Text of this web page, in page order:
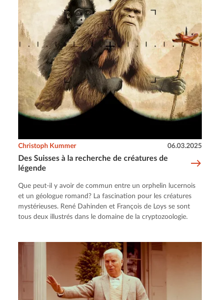
Des Suisses à la recherche de créatures de
légende
Christoph Kummer 06.03.2025
Que peut-il y avoir de commun entre un orphelin lucernois
et un géologue romand? La fascination pour les créatures
mystérieuses. René Dahinden et François de Loys se sont
tous deux illustrés dans le domaine de la cryptozoologie.